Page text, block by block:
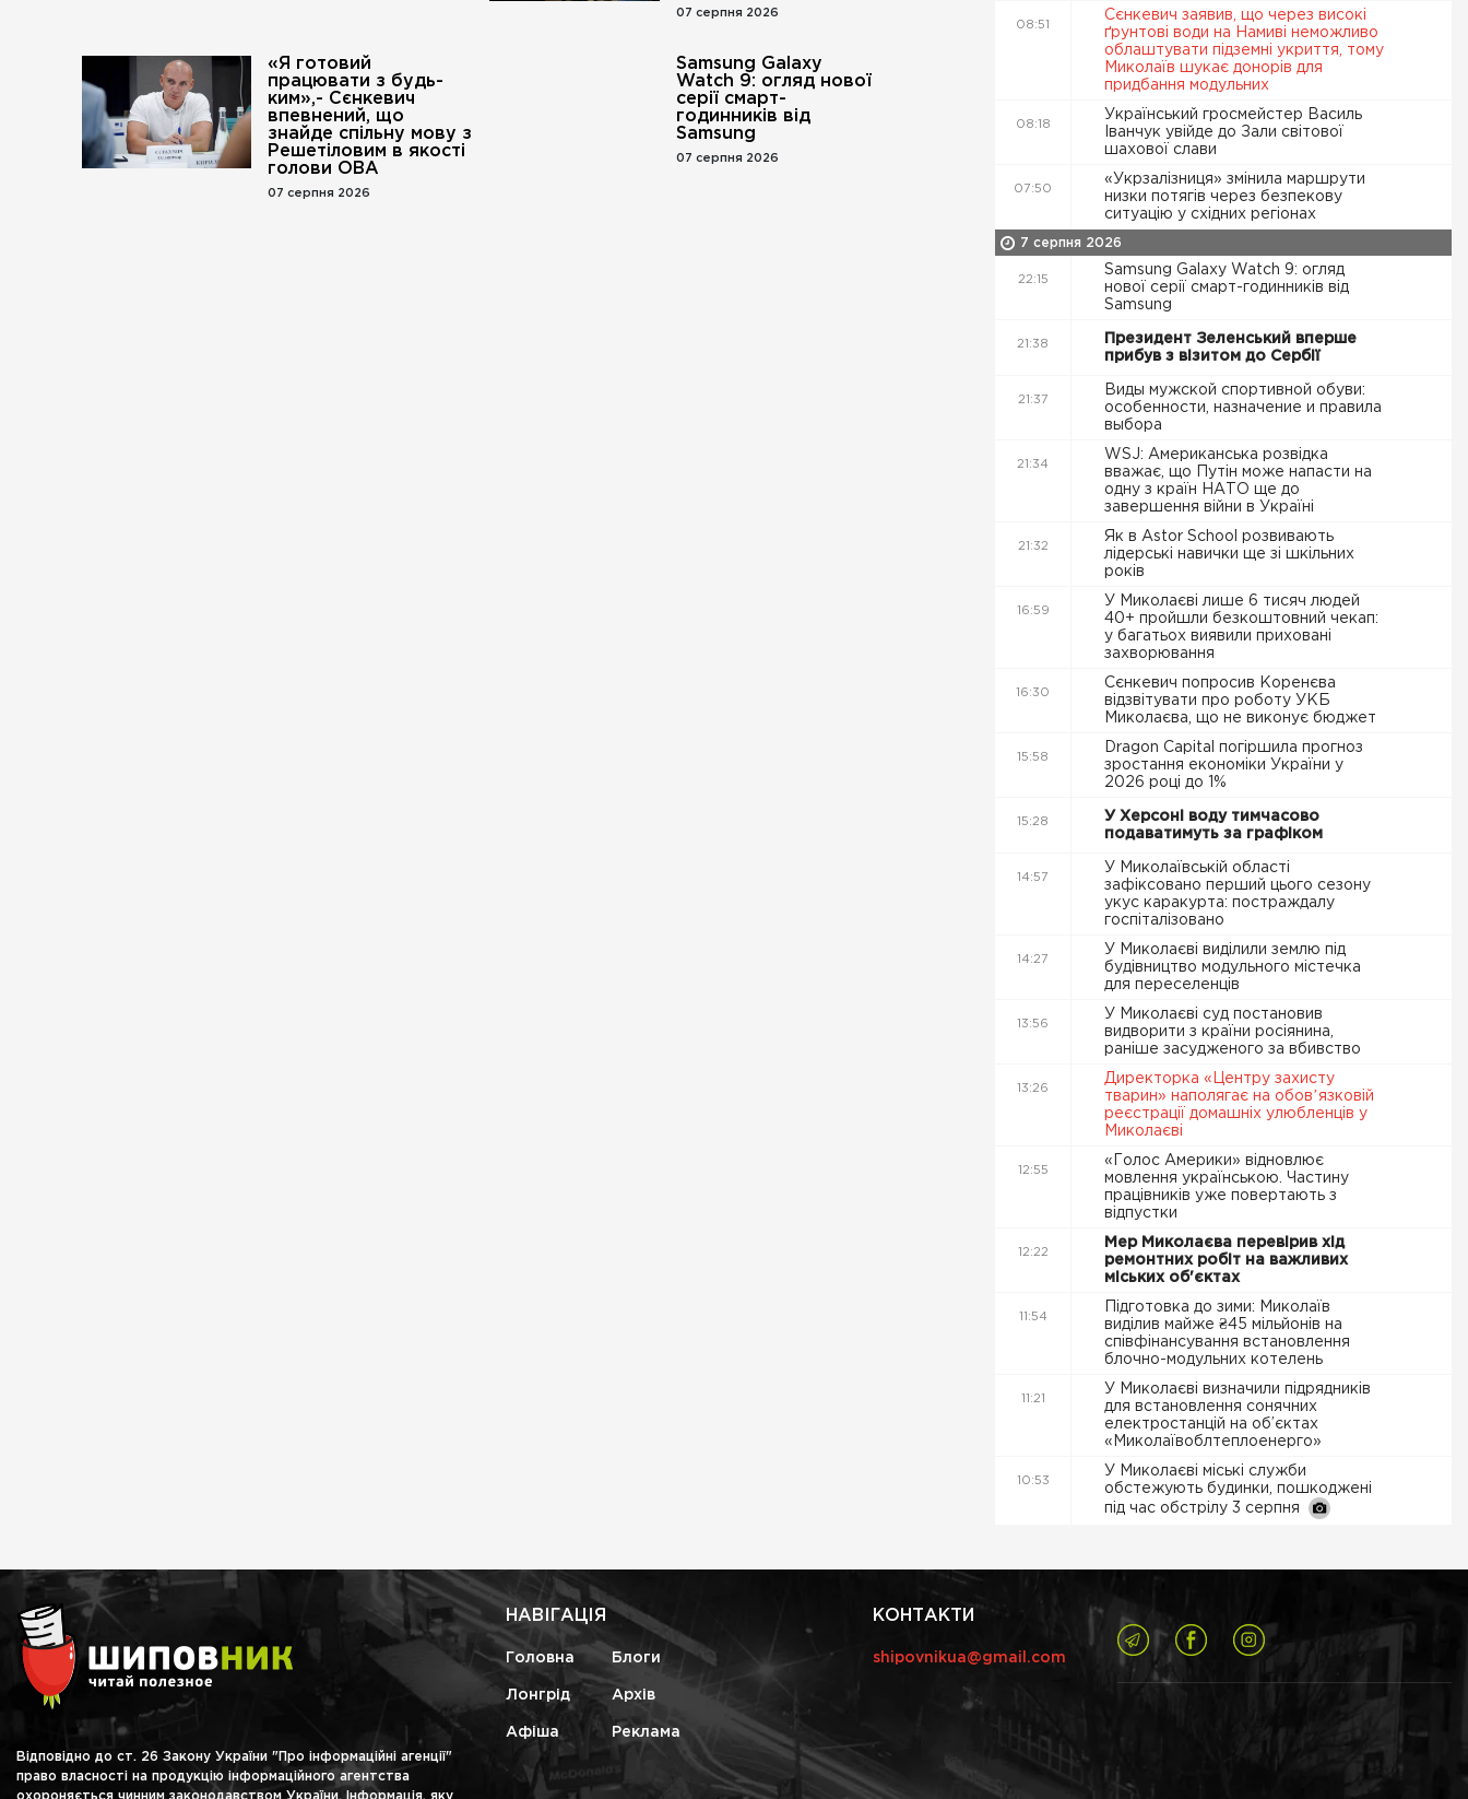
07 серпня 2026
«Я готовий
працювати з будь-
ким»,- Сєнкевич
впевнений, що
знайде спільну мову з
Решетіловим в якості
голови ОВА
07 серпня 2026
Samsung Galaxy
Watch 9: огляд нової
серії смарт-
годинників від
Samsung
07 серпня 2026
08:51
Сєнкевич заявив, що через високі
ґрунтові води на Намиві неможливо
облаштувати підземні укриття, тому
Миколаїв шукає донорів для
придбання модульних
08:18
Український гросмейстер Василь
Іванчук увійде до Зали світової
шахової слави
07:50
«Укрзалізниця» змінила маршрути
низки потягів через безпекову
ситуацію у східних регіонах
7 серпня 2026
22:15
Samsung Galaxy Watch 9: огляд
нової серії смарт-годинників від
Samsung
21:38
Президент Зеленський вперше
прибув з візитом до Сербії
21:37
Виды мужской спортивной обуви:
особенности, назначение и правила
выбора
21:34
WSJ: Американська розвідка
вважає, що Путін може напасти на
одну з країн НАТО ще до
завершення війни в Україні
21:32
Як в Astor School розвивають
лідерські навички ще зі шкільних
років
16:59
У Миколаєві лише 6 тисяч людей
40+ пройшли безкоштовний чекап:
у багатьох виявили приховані
захворювання
16:30
Сєнкевич попросив Коренєва
відзвітувати про роботу УКБ
Миколаєва, що не виконує бюджет
15:58
Dragon Capital погіршила прогноз
зростання економіки України у
2026 році до 1%
15:28
У Херсоні воду тимчасово
подаватимуть за графіком
14:57
У Миколаївській області
зафіксовано перший цього сезону
укус каракурта: постраждалу
госпіталізовано
14:27
У Миколаєві виділили землю під
будівництво модульного містечка
для переселенців
13:56
У Миколаєві суд постановив
видворити з країни росіянина,
раніше засудженого за вбивство
13:26
Директорка «Центру захисту
тварин» наполягає на обовʼязковій
реєстрації домашніх улюбленців у
Миколаєві
12:55
«Голос Америки» відновлює
мовлення українською. Частину
працівників уже повертають з
відпустки
12:22
Мер Миколаєва перевірив хід
ремонтних робіт на важливих
міських об'єктах
11:54
Підготовка до зими: Миколаїв
виділив майже ₴45 мільйонів на
співфінансування встановлення
блочно-модульних котелень
11:21
У Миколаєві визначили підрядників
для встановлення сонячних
електростанцій на об’єктах
«Миколаївоблтеплоенерго»
10:53
У Миколаєві міські служби
обстежують будинки, пошкоджені
під час обстрілу 3 серпня
Відповідно до ст. 26 Закону України "Про інформаційні агенції"
право власності на продукцію інформаційного агентства
охороняється чинним законодавством України. Інформація, яку
НАВІГАЦІЯ
Головна Блоги
Лонгрід Архів
Афіша Реклама
КОНТАКТИ
shipovnikua@gmail.com